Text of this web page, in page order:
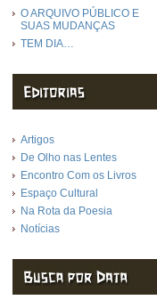
O ARQUIVO PÚBLICO E
SUAS MUDANÇAS
TEM DIA…
Artigos
De Olho nas Lentes
Encontro Com os Livros
Espaço Cultural
Na Rota da Poesia
Notícias